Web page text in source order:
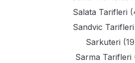
Salata Tarifleri
Sandvic Tarifleri
Sarkuteri
Sarma Tarifleri